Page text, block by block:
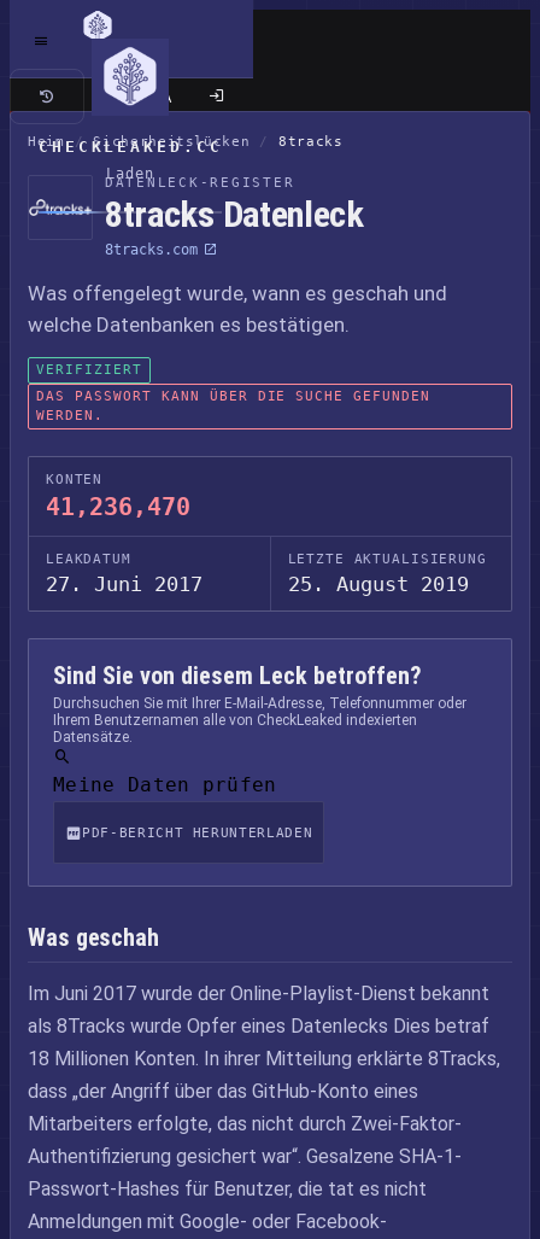
CHECKLEAKED.CC
Laden
Klassische Seite
Heim / Sicherheitslücken / 8tracks
DATENLECK-REGISTER
8tracks Datenleck
8tracks.com
Was offengelegt wurde, wann es geschah und
welche Datenbanken es bestätigen.
VERIFIZIERT
DAS PASSWORT KANN ÜBER DIE SUCHE GEFUNDEN
WERDEN.
KONTEN
41,236,470
LEAKDATUM
27. Juni 2017
LETZTE AKTUALISIERUNG
25. August 2019
Sind Sie von diesem Leck betroffen?
Durchsuchen Sie mit Ihrer E-Mail-Adresse, Telefonnummer oder
Ihrem Benutzernamen alle von CheckLeaked indexierten
Datensätze.
Meine Daten prüfen
PDF-BERICHT HERUNTERLADEN
Was geschah
Im Juni 2017 wurde der Online-Playlist-Dienst bekannt
als 8Tracks wurde Opfer eines Datenlecks Dies betraf
18 Millionen Konten. In ihrer Mitteilung erklärte 8Tracks,
dass „der Angriff über das GitHub-Konto eines
Mitarbeiters erfolgte, das nicht durch Zwei-Faktor-
Authentifizierung gesichert war“. Gesalzene SHA-1-
Passwort-Hashes für Benutzer, die tat es nicht
Anmeldungen mit Google- oder Facebook-